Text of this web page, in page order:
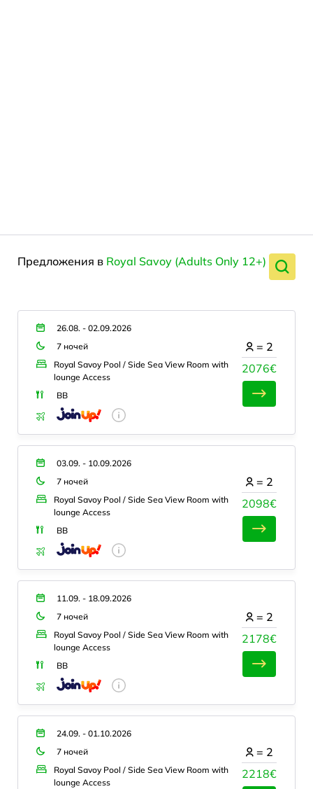
Предложения в Royal Savoy (Adults Only 12+)
26.08. - 02.09.2026
7 ночей
Royal Savoy Pool / Side Sea View Room with
lounge Access
BB
2076€
= 2
03.09. - 10.09.2026
7 ночей
Royal Savoy Pool / Side Sea View Room with
lounge Access
BB
2098€
= 2
11.09. - 18.09.2026
7 ночей
Royal Savoy Pool / Side Sea View Room with
lounge Access
BB
2178€
= 2
24.09. - 01.10.2026
7 ночей
Royal Savoy Pool / Side Sea View Room with
lounge Access
2218€
= 2